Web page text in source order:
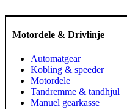
Motordele & Drivlinje
Automatgear
Kobling & speeder
Motordele
Tandremme & tandhjul
Manuel gearkasse